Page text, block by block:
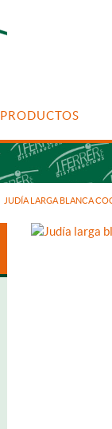
PRODUCTOS
JUDÍA LARGA BLANCA